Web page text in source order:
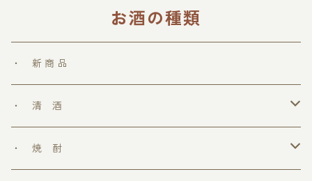
お酒の種類
・ 新 商 品
・ 清 酒
勝鷹
・ 焼 酎